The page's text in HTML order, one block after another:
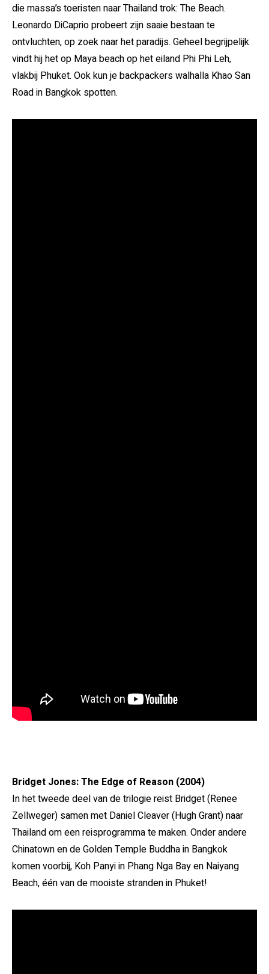
die massa’s toeristen naar Thailand trok: The Beach.
Leonardo DiCaprio probeert zijn saaie bestaan te
ontvluchten, op zoek naar het paradijs. Geheel begrijpelijk
vindt hij het op Maya beach op het eiland Phi Phi Leh,
vlakbij Phuket. Ook kun je backpackers walhalla Khao San
Road in Bangkok spotten.
Bridget Jones: The Edge of Reason (2004)
In het tweede deel van de trilogie reist Bridget (Renee
Zellweger) samen met Daniel Cleaver (Hugh Grant) naar
Thailand om een reisprogramma te maken. Onder andere
Chinatown en de Golden Temple Buddha in Bangkok
komen voorbij, Koh Panyi in Phang Nga Bay en Naiyang
Beach, één van de mooiste stranden in Phuket!